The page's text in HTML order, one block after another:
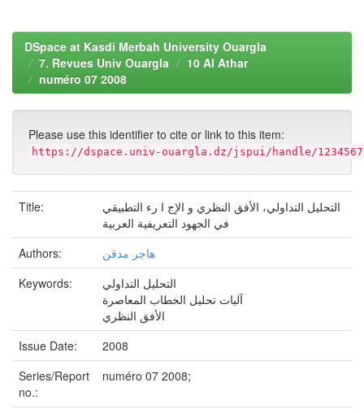
DSpace at Kasdi Merbah University Ouargla
7. Revues Univ Ouargla
10 Al Athar
numéro 07 2008
Please use this identifier to cite or link to this item:
https://dspace.univ-ouargla.dz/jspui/handle/
Title:
التحليل التداولي، الأفق النظري و الإج ا رء التطبيقي
في الجهود التعريفية العربية
Authors:
هاجر مدقن
Keywords:
التحليل التداولي
آليات تحليل الخطاب المعاصرة
الأفق النظري
Issue Date:
2008
Series/Report
no.:
numéro 07 2008;